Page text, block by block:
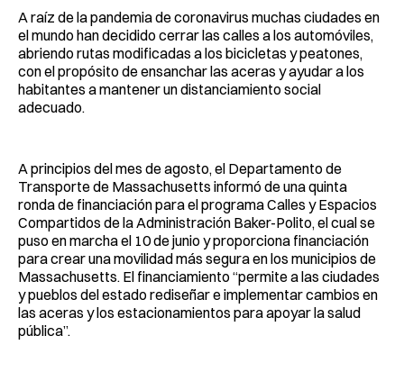
A raíz de la pandemia de coronavirus muchas ciudades en
el mundo han decidido cerrar las calles a los automóviles,
abriendo rutas modificadas a los bicicletas y peatones,
con el propósito de ensanchar las aceras y ayudar a los
habitantes a mantener un distanciamiento social
adecuado.
A principios del mes de agosto, el Departamento de
Transporte de Massachusetts informó de una quinta
ronda de financiación para el programa Calles y Espacios
Compartidos de la Administración Baker-Polito, el cual se
puso en marcha el 10 de junio y proporciona financiación
para crear una movilidad más segura en los municipios de
Massachusetts. El financiamiento “permite a las ciudades
y pueblos del estado rediseñar e implementar cambios en
las aceras y los estacionamientos para apoyar la salud
pública”.